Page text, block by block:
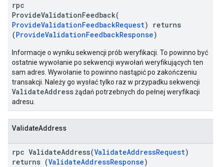
rpc
ProvideValidationFeedback(
ProvideValidationFeedbackRequest) returns
(ProvideValidationFeedbackResponse)
Informacje o wyniku sekwencji prób weryfikacji. To powinno być
ostatnie wywołanie po sekwencji wywołań weryfikujących ten
sam adres. Wywołanie to powinno nastąpić po zakończeniu
transakcji. Należy go wysłać tylko raz w przypadku sekwencji
ValidateAddressżądań potrzebnych do pełnej weryfikacji
adresu.
ValidateAddress
rpc ValidateAddress(ValidateAddressRequest)
returns (ValidateAddressResponse)